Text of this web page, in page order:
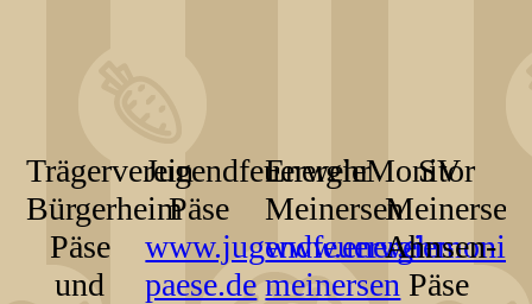
Trägerverein
Bürgerheim
Päse
und
Jugendfeuerwehr
Päse
www.jugendfeuerwehr-
paese.de
EnergieMonitor
Meinersen
meinersen
SV
Ahnsen-
Päse